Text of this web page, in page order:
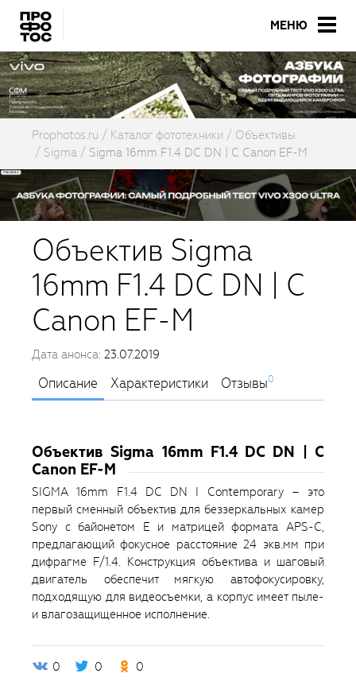
МЕНЮ
Prophotos.ru Каталог фототехники
Объективы
Sigma
Sigma 16mm F1.4 DC DN | C Canon EF-M
Объектив Sigma
16mm F1.4 DC DN | C
Canon EF-M
Дата анонса: 23.07.2019
Описание Характеристики Отзывы0
Объектив Sigma 16mm F1.4 DC DN | C
Canon EF-M
SIGMA 16mm F1.4 DC DN I Contemporary – это
первый сменный объектив для беззеркальных камер
Sony с байонетом E и матрицей формата APS-C,
предлагающий фокусное расстояние 24 экв.мм при
дифрагме F/1.4. Конструкция объектива и шаговый
двигатель обеспечит мягкую автофокусировку,
подходящую для видеосъемки, а корпус имеет пыле-
и влагозащищенное исполнение.
0 0 0